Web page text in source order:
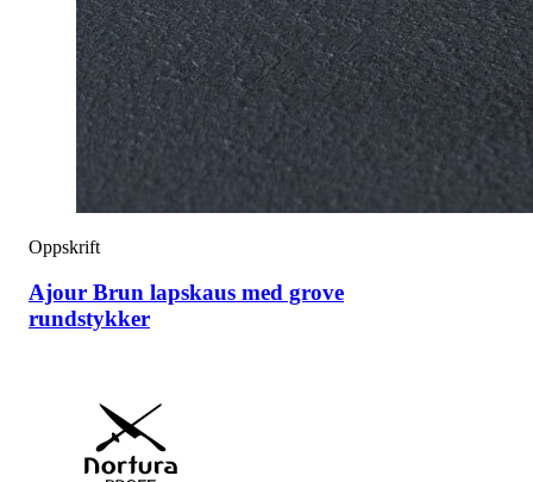
Oppskrift
Ajour Brun lapskaus med grove
rundstykker